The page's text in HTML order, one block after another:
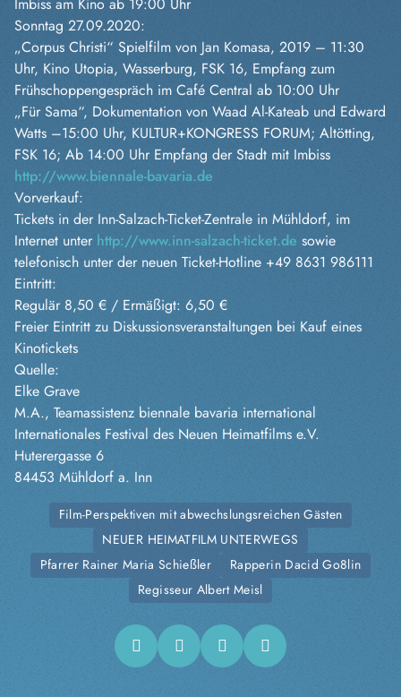
Sonntag 27.09.2020:
„Corpus Christi“ Spielfilm von Jan Komasa, 2019 – 11:30
Uhr, Kino Utopia, Wasserburg, FSK 16, Empfang zum
Frühschoppengespräch im Café Central ab 10:00 Uhr
„Für Sama“, Dokumentation von Waad Al-Kateab und Edward
Watts –15:00 Uhr, KULTUR+KONGRESS FORUM; Altötting,
FSK 16; Ab 14:00 Uhr Empfang der Stadt mit Imbiss
http://www.biennale-bavaria.de
Vorverkauf:
Tickets in der Inn-Salzach-Ticket-Zentrale in Mühldorf, im
Internet unter http://www.inn-salzach-ticket.de sowie
telefonisch unter der neuen Ticket-Hotline +49 8631 986111
Eintritt:
Regulär 8,50 € / Ermäßigt: 6,50 €
Freier Eintritt zu Diskussionsveranstaltungen bei Kauf eines
Kinotickets
Quelle:
Elke Grave
M.A., Teamassistenz biennale bavaria international
Internationales Festival des Neuen Heimatfilms e.V.
Huterergasse 6
84453 Mühldorf a. Inn
Film-Perspektiven mit abwechslungsreichen Gästen
NEUER HEIMATFILM UNTERWEGS
Pfarrer Rainer Maria Schießler
Rapperin Dacid Go8lin
Regisseur Albert Meisl